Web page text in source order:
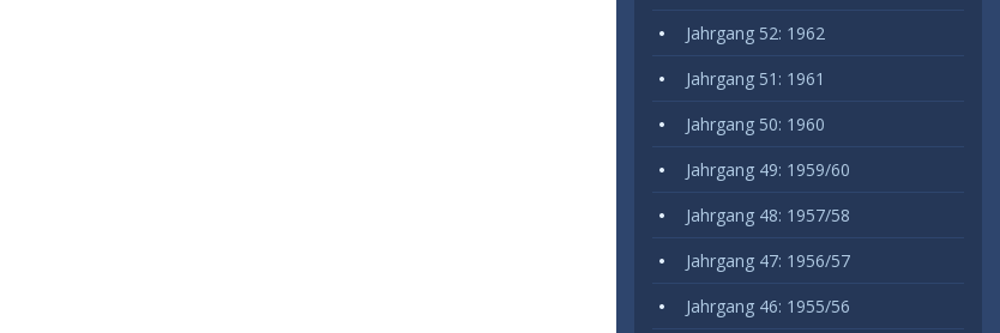
Jahrgang 52: 1962
Jahrgang 51: 1961
Jahrgang 50: 1960
Jahrgang 49: 1959/60
Jahrgang 48: 1957/58
Jahrgang 47: 1956/57
Jahrgang 46: 1955/56